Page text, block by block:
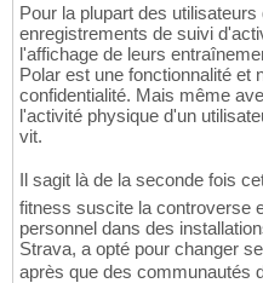
Pour la plupart des
enregistrements de suivi
l'affichage de leurs
Polar est une fonctionnalité et
confidentialité. Mais même
l'activité physique d'un
vit.
Il sagit là de la seconde fois
fitness suscite la controverse
personnel dans des
Strava, a opté pour changer
après que des communautés